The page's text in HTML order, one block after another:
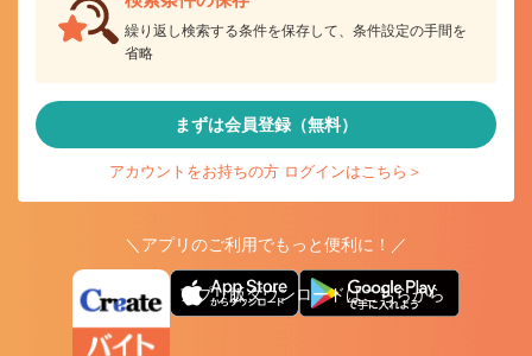
繰り返し検索する条件を保存して、条件設定の手間を
省略
まずは会員登録（無料）
アカウントをお持ちの方 ログインはこちら＞
＼アプリのご利用でもっと便利に！／
アプリ版ダウンロードはこちらから